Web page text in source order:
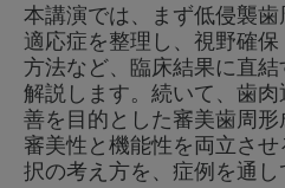
本講演では、まず低侵襲
適応症を整理し、視野確
方法など、臨床結果に直
解説します。続いて、歯
善を目的とした審美歯周形
審美性と機能性を両立さ
択の考え方を、症例を通し